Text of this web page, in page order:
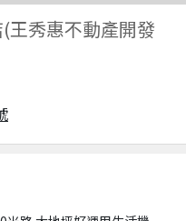
王秀惠不動產開發